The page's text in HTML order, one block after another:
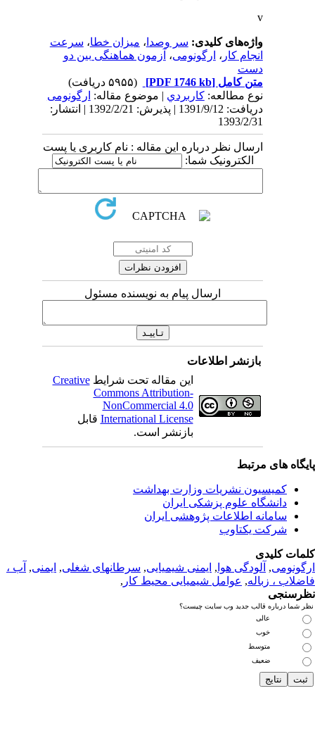
واژه‌های کلیدی:سر وصدا، میزان خطا،سرعت
انجام کار، ارگونومی،آزمون هماهنگی بین دو
دست
متن کامل[PDF 1746 kb]
نوع مطالعه:كاربردي| موضوع مقاله:ارگونومی
دریافت: 1391/9/12 | پذیرش: 1392/2/21 | انتشار:
1393/2/31
ارسال نظر درباره این مقاله : نام کاربری یا پست
الکترونیک شما:
ارسال پیام به نویسنده مسئول
بازنشر اطلاعات
این مقاله تحت شرایطCreative
Commons Attribution-
NonCommercial 4.0
International Licenseقابل
بازنشر است.
های مرتبط
کمیسیون نشریات وزارت بهداشت
دانشگاه علوم پزشکی ایران
سامانه اطلاعات پژوهشی ایران
شرکت یکتاوب
کلیدی
, آلودگی هوا, ایمنی شیمیایی, سرطانهای شغلی, ایمنی, آب ،
، زباله,عوامل شیمیایی محیط کار,
شما درباره قالب جدید وب سایت چیست؟
عالی
خوب
متوسط
ضعیف